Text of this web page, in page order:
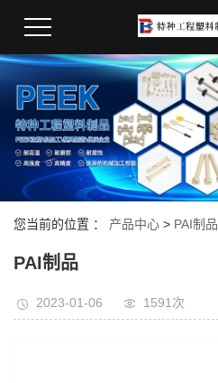
您当前的位置 ： 产品中心 > PAI制品
PAI制品
2023-01-06 1591次